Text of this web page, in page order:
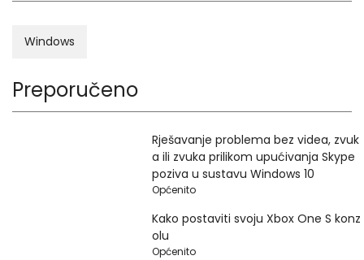
Windows
Preporučeno
Rješavanje problema bez videa, zvuk
a ili zvuka prilikom upućivanja Skype
poziva u sustavu Windows 10
Općenito
Kako postaviti svoju Xbox One S konz
olu
Općenito